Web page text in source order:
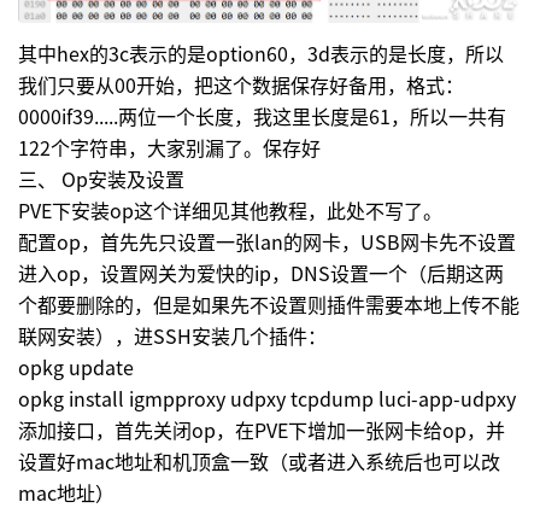
其中hex的3c表示的是option60，3d表示的是长度，所以
我们只要从00开始，把这个数据保存好备用，格式：
0000if39.....两位一个长度，我这里长度是61，所以一共有
122个字符串，大家别漏了。保存好
三、 Op安装及设置
PVE下安装op这个详细见其他教程，此处不写了。
配置op，首先先只设置一张lan的网卡，USB网卡先不设置
进入op，设置网关为爱快的ip，DNS设置一个（后期这两
个都要删除的，但是如果先不设置则插件需要本地上传不能
联网安装），进SSH安装几个插件：
opkg update
opkg install igmpproxy udpxy tcpdump luci-app-udpxy
添加接口，首先关闭op，在PVE下增加一张网卡给op，并
设置好mac地址和机顶盒一致（或者进入系统后也可以改
mac地址）